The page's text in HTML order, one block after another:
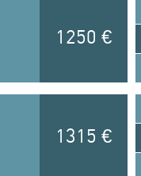
1250 €
1315 €